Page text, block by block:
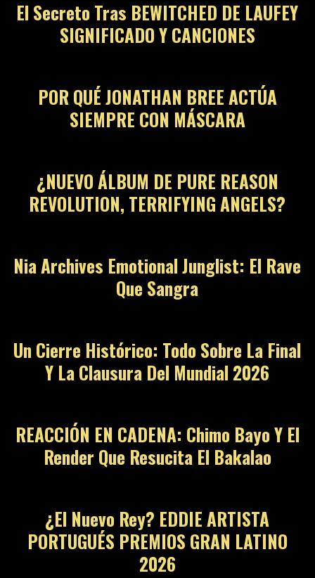
El Secreto Tras BEWITCHED DE LAUFEY
SIGNIFICADO Y CANCIONES
POR QUÉ JONATHAN BREE ACTÚA
SIEMPRE CON MÁSCARA
¿NUEVO ÁLBUM DE PURE REASON
REVOLUTION, TERRIFYING ANGELS?
Nia Archives Emotional Junglist: El Rave
Que Sangra
Un Cierre Histórico: Todo Sobre La Final
Y La Clausura Del Mundial 2026
REACCIÓN EN CADENA: Chimo Bayo Y El
Render Que Resucita El Bakalao
¿El Nuevo Rey? EDDIE ARTISTA
PORTUGUÉS PREMIOS GRAN LATINO
2026